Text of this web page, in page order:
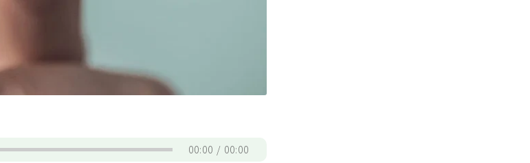
00:00 00:00